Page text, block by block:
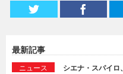
最新記事
ニュース
シエナ・スパイ